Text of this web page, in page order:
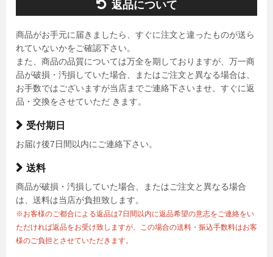
返品について
商品がお手元に届きましたら、すぐに注文と違ったものが送ら
れていないかをご確認下さい。
また、商品の品質については万全を期しておりますが、万一商
品が破損・汚損していた場合、またはご注文と異なる場合は、
お手数ではございますが当店までご連絡下さいませ。すぐに返
品・交換をさせていただ きます。
受付期日
お届け後7日間以内にご連絡下さい。
送料
商品が破損・汚損していた場合、またはご注文と異なる場合
は、送料は当店が負担致します。
※お客様のご都合による返品は7日間以内に返品希望の意志をご連絡をい
ただければ返品をお受け致しますが、この場合の送料・振込手数料はお客
様のご負担とさせていただきます。